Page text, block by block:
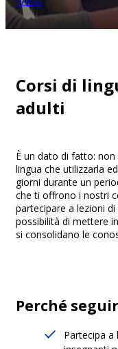
Corsi di
adulti
È un dato di fatto:
lingua che utilizzarla
giorni durante un
che ti offrono i nostri
partecipare a lezioni
possibilità di mettere
si consolidano le
Perché
Partecipa a